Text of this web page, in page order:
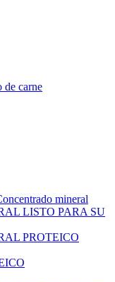
de carne
mineral
LISTO PARA SU
PROTEICO